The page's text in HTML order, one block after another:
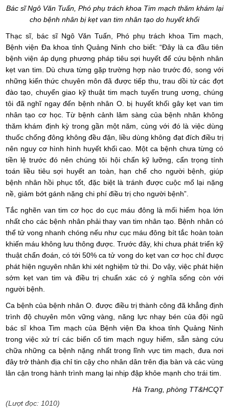
Bác sĩ Ngô Văn Tuấn, Phó phụ trách khoa Tim mạch thăm khám lại
cho bệnh nhân bị kẹt van tim nhân tạo do huyết khối
Thạc sĩ, bác sĩ Ngô Văn Tuấn, Phó phụ trách khoa Tim mạch,
Bệnh viện Đa khoa tỉnh Quảng Ninh cho biết: “Đây là ca đầu tiên
bệnh viện áp dụng phương pháp tiêu sợi huyết để cứu bệnh nhân
kẹt van tim. Dù chưa từng gặp trường hợp nào trước đó, song với
những kiến thức chuyên môn đã được tiếp thu, trau dồi từ các đợt
đào tạo, chuyển giao kỹ thuật tim mạch tuyến trung ương, chúng
tôi đã nghĩ ngay đến bệnh nhân O. bị huyết khối gây kẹt van tim
nhân tạo cơ học. Từ bệnh cảnh lâm sàng của bệnh nhân không
thăm khám định kỳ trong gần một năm, cùng với đó là việc dùng
thuốc chống đông không đều đặn, liều dùng không đạt đích điều trị
nên nguy cơ hình hình huyết khối cao. Một ca bệnh chưa từng có
tiền lệ trước đó nên chúng tôi hội chẩn kỹ lưỡng, cẩn trọng tính
toán liều tiêu sợi huyết an toàn, hạn chế cho người bệnh, giúp
bệnh nhân hồi phục tốt, đặc biệt là tránh được cuộc mổ lại nặng
nề, giảm bớt gánh nặng chi phí điều trị cho người bệnh”.
Tắc nghẽn van tim cơ học do cục máu đông là mối hiểm họa lớn
nhất cho các bệnh nhân phải thay van tim nhân tạo. Bệnh nhân có
thể tử vong nhanh chóng nếu như cục máu đông bít tắc hoàn toàn
khiến máu không lưu thông được. Trước đây, khi chưa phát triển kỹ
thuật chẩn đoán, có tới 50% ca tử vong do kẹt van cơ học chỉ được
phát hiện nguyên nhân khi xét nghiệm tử thi. Do vậy, việc phát hiện
sớm kẹt van tim và điều trị chuẩn xác có ý nghĩa sống còn với
người bệnh.
Ca bệnh của bệnh nhân O. được điều trị thành công đã khẳng định
trình độ chuyên môn vững vàng, năng lực nhạy bén của đội ngũ
bác sĩ khoa Tim mạch của Bệnh viện Đa khoa tỉnh Quảng Ninh
trong việc xử trí các biến cố tim mạch nguy hiểm, sẵn sàng cứu
chữa những ca bệnh nặng nhất trong lĩnh vực tim mạch, đưa nơi
đây trở thành địa chỉ tin cậy cho nhân dân trên địa bàn và các vùng
lân cận trong hành trình mang lại nhịp đập khỏe mạnh cho trái tim.
Hà Trang, phòng TT&HCQT
(Lượt đọc: 1010)